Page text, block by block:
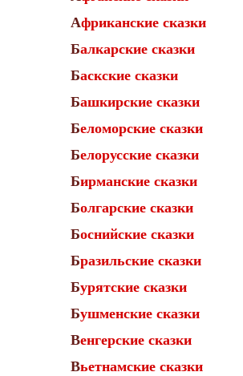
Африканские сказки
Балкарские сказки
Баскские сказки
Башкирские сказки
Беломорские сказки
Белорусские сказки
Бирманские сказки
Болгарские сказки
Боснийские сказки
Бразильские сказки
Бурятские сказки
Бушменские сказки
Венгерские сказки
Вьетнамские сказки